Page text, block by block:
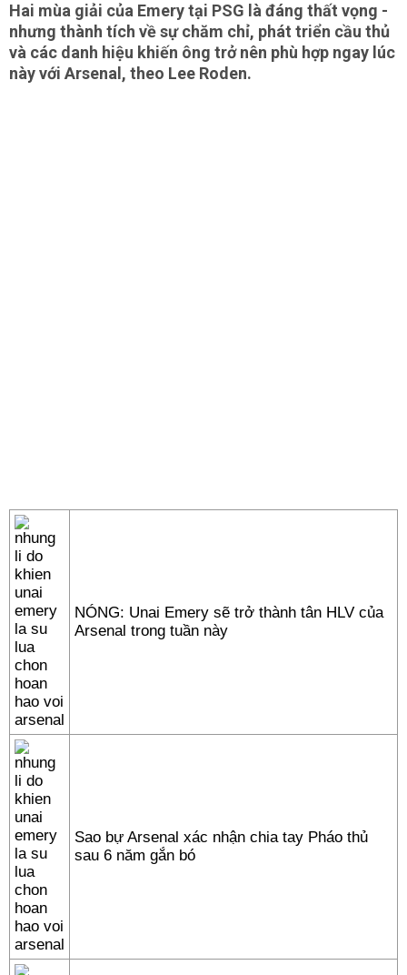
Hai mùa giải của Emery tại PSG là đáng thất vọng -
nhưng thành tích về sự chăm chỉ, phát triển cầu thủ
và các danh hiệu khiến ông trở nên phù hợp ngay lúc
này với Arsenal, theo Lee Roden.
NÓNG: Unai Emery sẽ trở thành tân HLV của
Arsenal trong tuần này
Sao bự Arsenal xác nhận chia tay Pháo thủ
sau 6 năm gắn bó